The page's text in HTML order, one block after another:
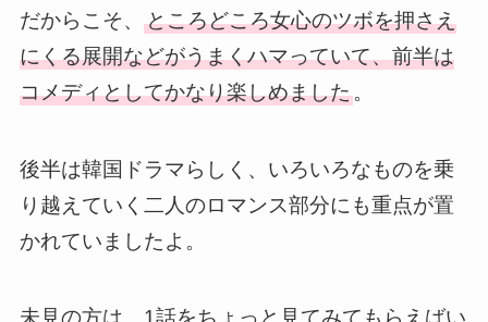
だからこそ、 ところどころ女心のツボを押さえ
にくる展開などがうまくハマっていて、前半は
コメディとしてかなり楽しめました。
後半は韓国ドラマらしく、いろいろなものを乗
り越えていく二人のロマンス部分にも重点が置
かれていましたよ。